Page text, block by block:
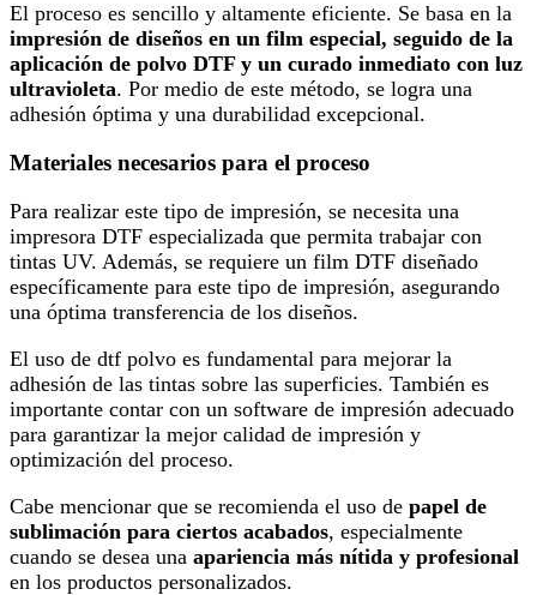
El proceso es sencillo y altamente eficiente. Se basa en la
impresión de diseños en un film especial, seguido de la
aplicación de polvo DTF y un curado inmediato con luz
ultravioleta. Por medio de este método, se logra una
adhesión óptima y una durabilidad excepcional.
Materiales necesarios para el proceso
Para realizar este tipo de impresión, se necesita una
impresora DTF especializada que permita trabajar con
tintas UV. Además, se requiere un film DTF diseñado
específicamente para este tipo de impresión, asegurando
una óptima transferencia de los diseños.
El uso de dtf polvo es fundamental para mejorar la
adhesión de las tintas sobre las superficies. También es
importante contar con un software de impresión adecuado
para garantizar la mejor calidad de impresión y
optimización del proceso.
Cabe mencionar que se recomienda el uso de papel de
sublimación para ciertos acabados, especialmente
cuando se desea una apariencia más nítida y profesional
en los productos personalizados.